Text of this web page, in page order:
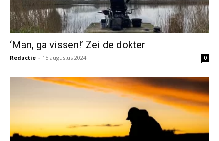
‘Man, ga vissen!’ Zei de dokter
Redactie - 15 augustus 2024 0